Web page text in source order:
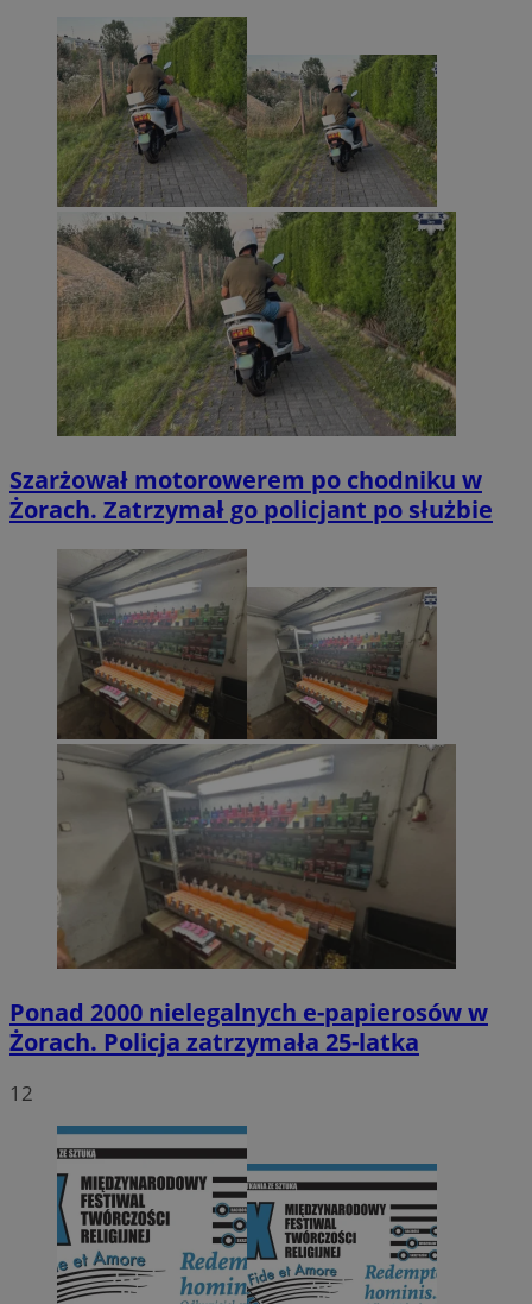
Szarżował motorowerem po chodniku w
Żorach. Zatrzymał go policjant po służbie
Ponad 2000 nielegalnych e-papierosów w
Żorach. Policja zatrzymała 25-latka
12